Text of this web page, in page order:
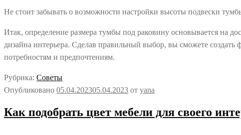
Не стоит забывать о возможности настройки высоты подвески
Итак, определение размера тумбы под раковину основывается на
дизайна интерьера. Сделав правильный выбор, вы сможете создать
потребностям и предпочтениям.
Рубрика: Советы
Опубликовано 05.04.202305.04.2023 от yana
Как подобрать цвет мебели для своего